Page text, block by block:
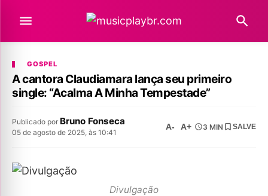
GOSPEL
A cantora Claudiamara lança seu primeiro
single: “Acalma A Minha Tempestade”
Publicado por Bruno Fonseca
05 de agosto de 2025, às 10:41
A- A+ 3 MIN SALVE
Divulgação